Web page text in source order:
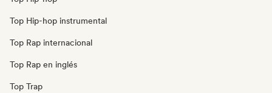
Top Hip-hop instrumental
Top Rap internacional
Top Rap en inglés
Top Trap